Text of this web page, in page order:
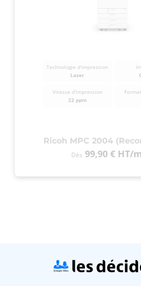
Technologie d'impression
Laser
Vitesse d'impression
22 ppm
Ricoh MPC 2004
Dès 99,90 € HT/